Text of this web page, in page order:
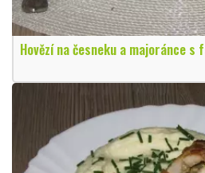
Hovězí na česneku a majoránce s